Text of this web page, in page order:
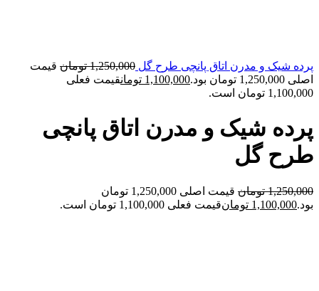
پرده شیک و مدرن اتاق پانچی طرح گل 1,250,000 تومان قیمت
اصلی 1,250,000 تومان بود.
1,100,000 تومانقیمت فعلی
1,100,000 تومان است.
پرده شیک و مدرن اتاق پانچی
طرح گل
1,250,000 تومان
قیمت اصلی 1,250,000 تومان
بود.1,100,000 تومانقیمت فعلی 1,100,000 تومان است.